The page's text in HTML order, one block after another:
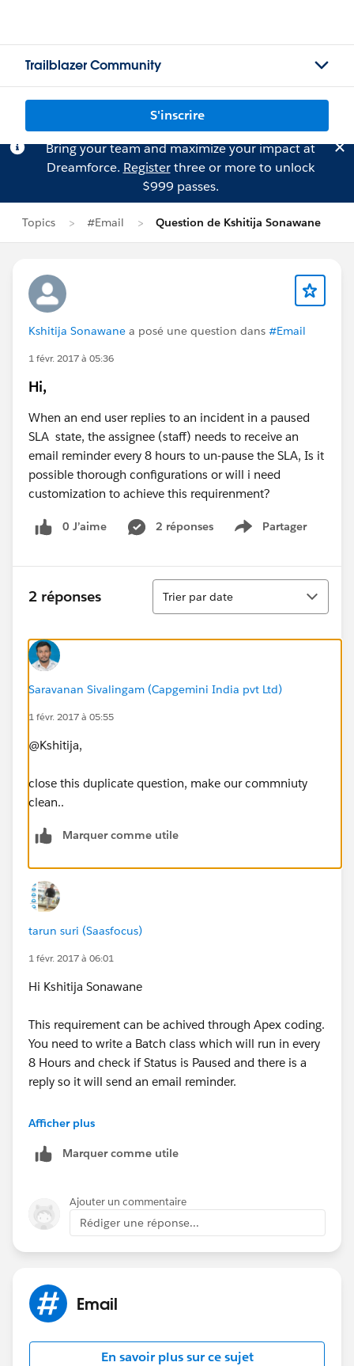
Trailblazer Community
S'inscrire
Bring your team and maximize your impact at
Dreamforce. Registerthree or more to unlock
$999 passes.
Topics #Email Question de Kshitija Sonawane
Kshitija Sonawane a posé une question dans #Email
1 févr. 2017 à 05:36
Hi,
When an end user replies to an incident in a paused
SLA state, the assignee (staff) needs to receive an
email reminder every 8 hours to un-pause the SLA, Is it
possible thorough configurations or will i need
customization to achieve this requirenment?
0 J’aime 2 réponses Partager
Show menu
2 réponses
Tri
Trier par date
Saravanan Sivalingam (Capgemini India pvt Ltd)
1 févr. 2017 à 05:55
@Kshitija,
close this duplicate question, make our commniuty
clean..
Marquer comme utile
tarun suri (Saasfocus)
1 févr. 2017 à 06:01
Hi Kshitija Sonawane
This requirement can be achived through Apex coding.
You need to write a Batch class which will run in every
8 Hours and check if Status is Paused and there is a
reply so it will send an email reminder.
https://developer.salesforce.com/docs/atlas.en-
m
Hope You get the idea. For more help Please post this
question in Developer community
Thanx
Tarun Suri
Afficher plus
Marquer comme utile
Ajouter un commentaire
Rédiger une réponse...
Email
En savoir plus sur ce sujet